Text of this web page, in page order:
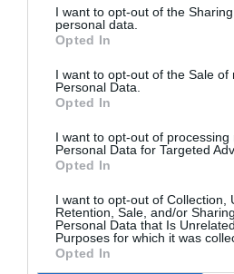
I want to opt-out of the
personal data.
Opted In
I want to opt-out of the Sale of
Personal Data.
Opted In
I want to opt-out of processing
Personal Data for Targeted
Opted In
I want to opt-out of Collection,
Retention, Sale, and/or
Personal Data that Is
Purposes for which it was
Opted In
DERNIERS